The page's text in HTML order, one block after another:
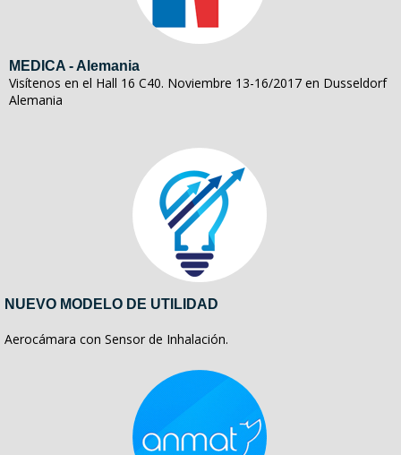
MEDICA - Alemania
Visítenos en el Hall 16 C40. Noviembre 13-16/2017 en Dusseldorf
Alemania
NUEVO MODELO DE UTILIDAD
Aerocámara con Sensor de Inhalación.